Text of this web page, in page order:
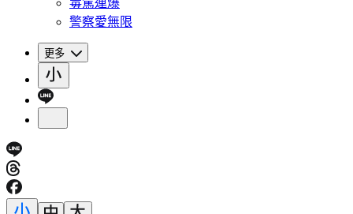
毒駕連爆
警察愛無限
更多